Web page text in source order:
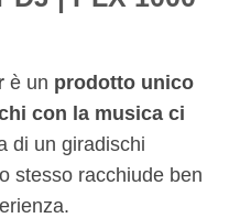
è un prodotto unico
con la musica ci
di un giradischi
stesso racchiude ben